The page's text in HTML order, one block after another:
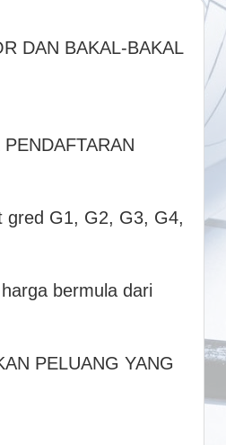
DAN BAKAL-BAKAL
gred G1, G2, G3, G4,
bermula dari
PELUANG YANG